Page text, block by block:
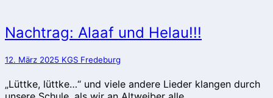
Nachtrag:
Alaaf
und
Helau!!!
Nachtrag: Alaaf und Helau!!!
12. März 2025 KGS Fredeburg
„Lüttke, lüttke…“ und viele andere Lieder klangen durch